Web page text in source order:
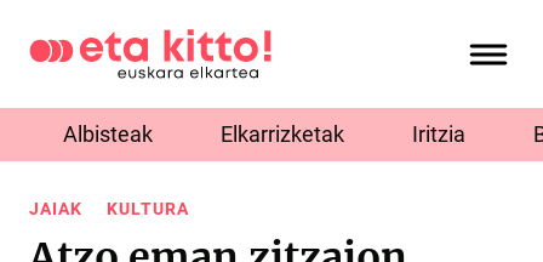
Albisteak Elkarrizketak Iritzia
JAIAK KULTURA